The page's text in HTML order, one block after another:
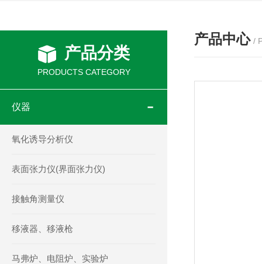
产品分类
PRODUCTS CATEGORY
仪器
氧化诱导分析仪
表面张力仪(界面张力仪)
接触角测量仪
移液器、移液枪
马弗炉、电阻炉、实验炉
产品中心 /